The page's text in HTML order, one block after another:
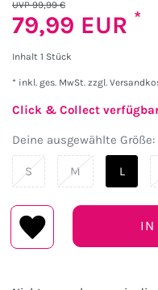
UVP 99,99 €
79,99 EUR *
Inhalt 1 Stück
* inkl. ges. MwSt. zzgl.
Click & Collect
Deine ausgewählte Größe:
S M L
IN